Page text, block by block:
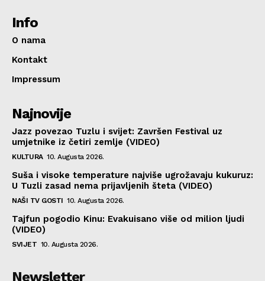
Info
O nama
Kontakt
Impressum
Najnovije
Jazz povezao Tuzlu i svijet: Završen Festival uz
umjetnike iz četiri zemlje (VIDEO)
KULTURA 10. Augusta 2026.
Suša i visoke temperature najviše ugrožavaju kukuruz:
U Tuzli zasad nema prijavljenih šteta (VIDEO)
NAŠI TV GOSTI 10. Augusta 2026.
Tajfun pogodio Kinu: Evakuisano više od milion ljudi
(VIDEO)
SVIJET 10. Augusta 2026.
Newsletter